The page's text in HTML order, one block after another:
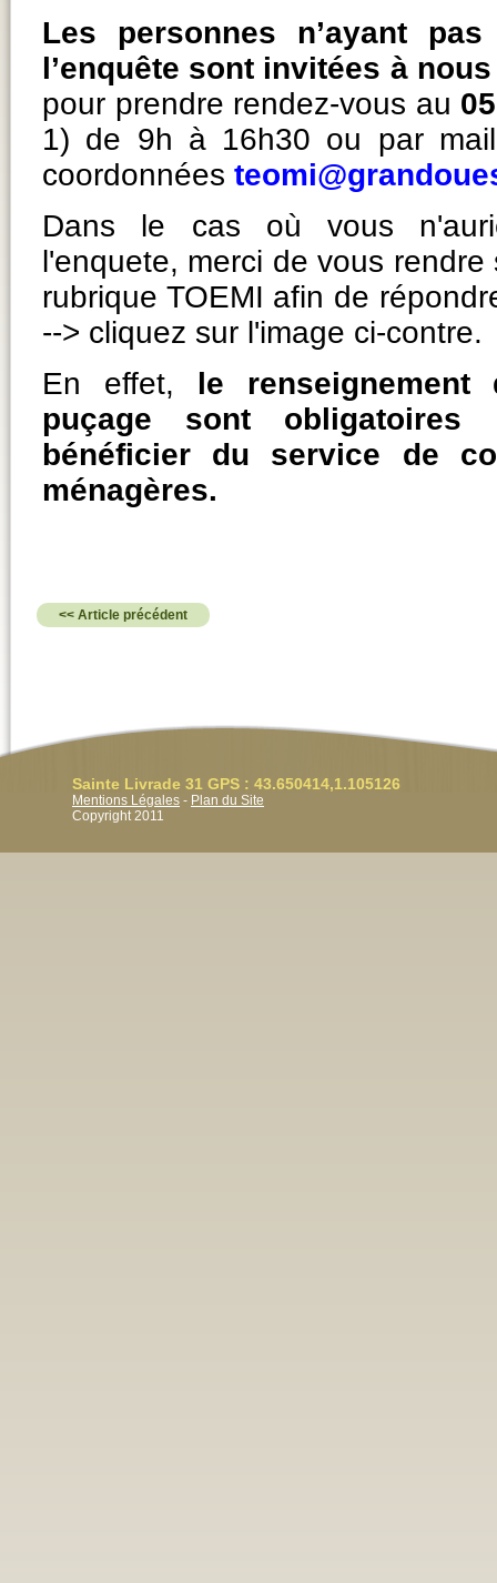
Les personnes n’ayant
l’enquête sont invitées à
pour prendre rendez-vous au
1) de 9h à 16h30 ou par
coordonnées
Dans le cas où vous
l'enquete, merci de vous
rubrique TOEMI afin de
--> cliquez sur l'image ci-contre.
En effet, le
puçage sont
bénéficier du service de
ménagères.
<< Article précédent
Sainte Livrade 31 GPS : 43.650414,1.105126
Mentions Légales - Plan du Site
Copyright 2011